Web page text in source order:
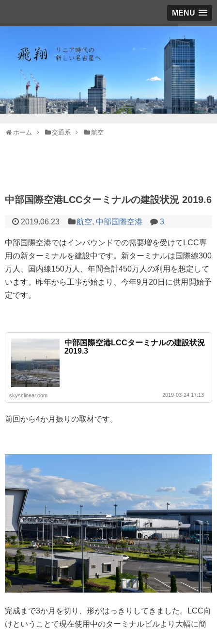
MENU
ホーム 交通系 航空
中部国際空港LCCターミナルの建設状況 2019.6
2019.06.23 航空, 中部国際空港 3
中部国際空港ではインバウンドでの需要増を受けてLCC専
用の新ターミナルを建設中です。新ターミナルは国際線300
万人、国内線150万人、年間合計450万人の利用を想定して
います。昨年から工事が始まり、今年9月20日に供用開始予
定です。
中部国際空港LCCターミナルの建設状況
2019.3
skysclinear.com 2019-03-24 17:13
前回から4か月振りの取材です。
完成まで3か月を切り、形がはっきりしてきました。LCC向
けということで現在使用中のターミナルビルより大幅に簡